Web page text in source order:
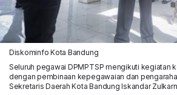
Diskominfo Kota Bandung
Seluruh pegawai DPMPTSP mengikuti kegiatan
dengan pembinaan kepegawaian dan
Sekretaris Daerah Kota Bandung Iskandar